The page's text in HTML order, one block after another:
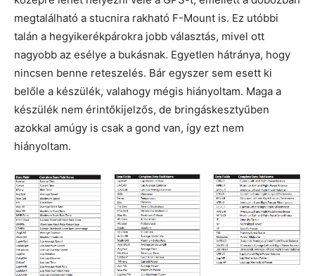
megtalálható a stucnira rakható F-Mount is. Ez utóbbi
talán a hegyikerékpárokra jobb választás, mivel ott
nagyobb az esélye a bukásnak. Egyetlen hátránya, hogy
nincsen benne reteszelés. Bár egyszer sem esett ki
belőle a készülék, valahogy mégis hiányoltam. Maga a
készülék nem érintőkijelzős, de bringáskesztyűben
azokkal amúgy is csak a gond van, így ezt nem
hiányoltam.